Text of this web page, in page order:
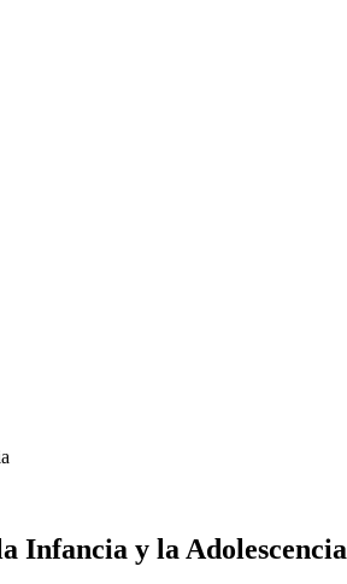
Infancia y la Adolescencia